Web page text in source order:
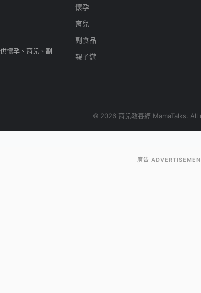
懷孕、育兒、副
懷孕
育兒
副食品
親子遊
© 2026 育兒教養經 MamaTalks.
廣告